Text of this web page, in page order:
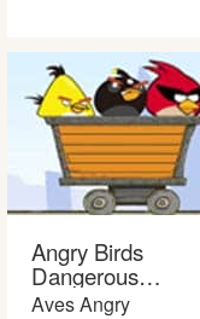
Angry Birds
Dangerous
Railroad
Aves Angry